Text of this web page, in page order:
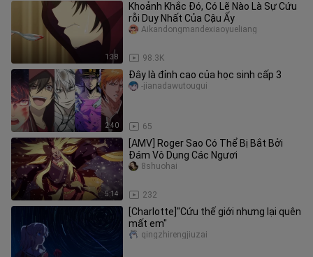
1:38
Khoảnh Khắc Đó, Có Lẽ Nào Là Sự Cứu
rỗi Duy Nhất Của Cậu Ấy
98.3K
Aikandongmandexiaoyueliang
2:40
Đây là đỉnh cao của học sinh cấp 3
65
-jianadawutougui
5:14
[AMV] Roger Sao Có Thể Bị Bắt Bởi
Đám Vô Dụng Các Ngươi
232
8shuohai
[Charlotte]"Cứu thế giới nhưng lại quên
mất em"
qingzhirengjiuzai